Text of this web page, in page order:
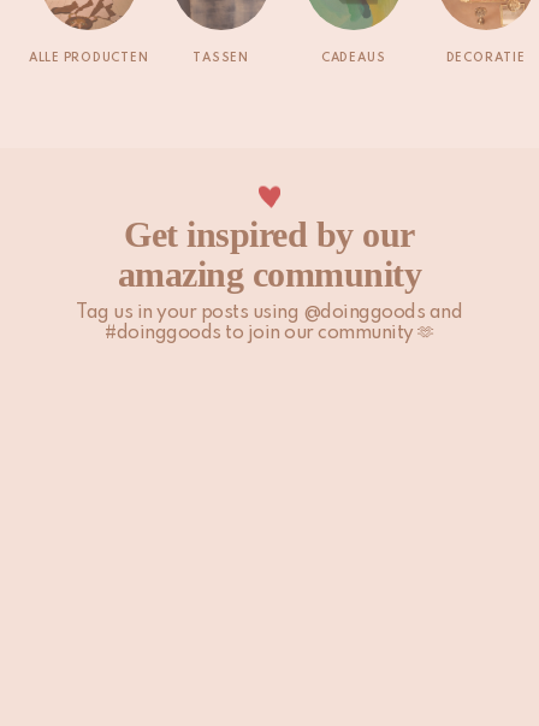
ALLE PRODUCTEN TASSEN CADEAUS DECORATIE
Get inspired by our
amazing community
Tag us in your posts using @doinggoods and
#doinggoods to join our community 🫶